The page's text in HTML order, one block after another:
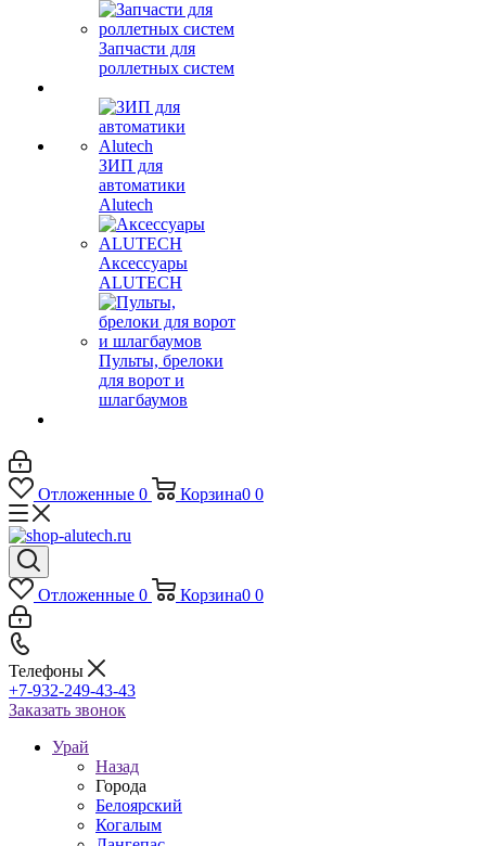
Запчасти для
роллетных систем
ЗИП для
автоматики
Alutech
Аксессуары
ALUTECH
Пульты, брелоки
для ворот и
шлагбаумов
Отложенные 0 Корзина0 0
Отложенные 0 Корзина0 0
Телефоны
+7-932-249-43-43
Заказать звонок
Урай
Назад
Города
Белоярский
Когалым